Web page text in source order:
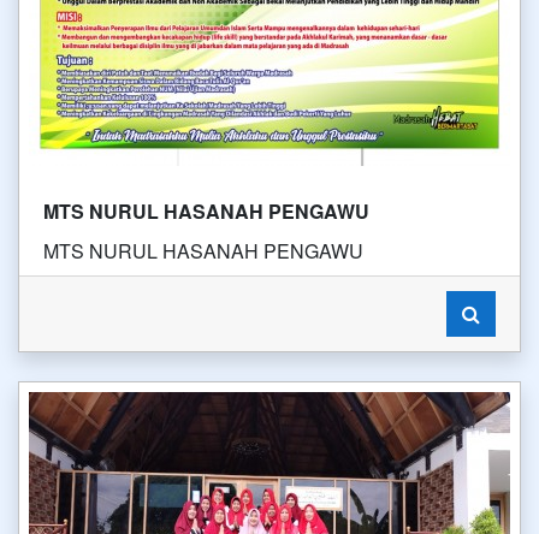
MTS NURUL HASANAH PENGAWU
MTS NURUL HASANAH PENGAWU